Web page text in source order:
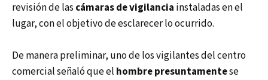
revisión de las cámaras de vigilancia instaladas en el
lugar, con el objetivo de esclarecer lo ocurrido.
De manera preliminar, uno de los vigilantes del centro
comercial señaló que el hombre presuntamentese